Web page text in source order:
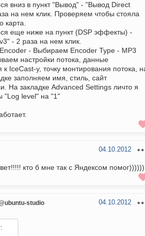
вниз в пункт "Вывод" - "Вывод Direct
на нем клик. Проверяем чтобы стояла
карта.
еще ниже на пункт (DSP эффекты) -
- 2 раза на нем клик.
- Выбираем Encoder Type - MP3
настройки потока, данные
к IceCast-у, точку монтирования потока,
заполняем имя, стиль, сайт
На закладке Advanced Settings личто я
"Log level" на "1"
04.10.2012
кто б мне так с Яндексом помог))))))
studio 04.10.2012